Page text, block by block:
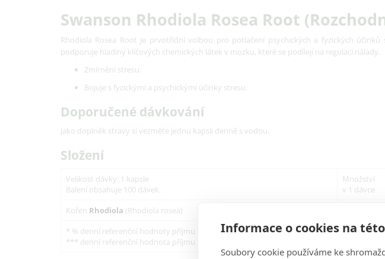
Informace o cookies na
Soubory cookie používáme ke
Swanson Rhodiola Rosea Root
Rhodiola Rosea Root je prvotřídní volbou pro potlačení psychických a fyzických účinků
podporuje hladiny klíčových chemických látek v mozku, které se podílejí na regulaci nálady.
Zmírnění stresu.
Bojuje s fyzickými a psychickými účinky stresu.
Doporučené dávkování
Jako doplněk stravy si vezměte jednu kapsli denně s vodou.
Složení
Velikost dávky: 1 kapsle
Balení obsahuje 100 dávek.
Množství
v 1 dávce
Kořen Rhodiola (Rhodiola rosea)
* % denní referenční hodnoty příjmu
*** denní referenční hodnota příjmu není stanovena